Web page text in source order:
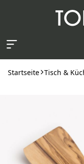
Startseite Tisch &